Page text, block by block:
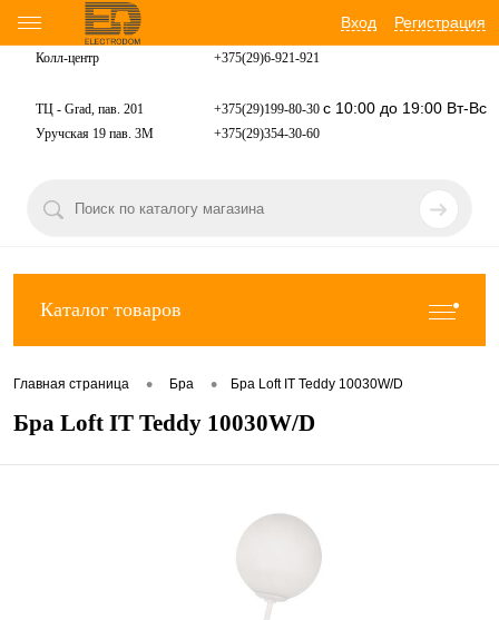
Вход Регистрация
Колл-центр +375(29)6-921-921
ТЦ - Grad, пав. 201 +375(29)199-80-30 с 10:00 до 19:00 Вт-Вс
Уручская 19 пав. 3М +375(29)354-30-60
Каталог товаров
Главная страница • Бра • Бра Loft IT Teddy 10030W/D
Бра Loft IT Teddy 10030W/D